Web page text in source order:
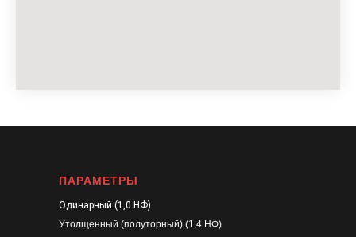
ПАРАМЕТРЫ
Одинарный (1,0 НФ)
Утолщенный (полуторный) (1,4 НФ)